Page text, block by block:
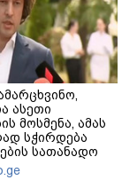
ასეთი
მოსმენა, ამას
სჭირდება
სათანადო
ირაკლი